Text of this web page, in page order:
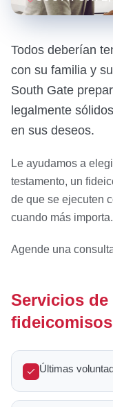
Todos deberían
con su familia y
South Gate
legalmente
en sus deseos.
Le ayudamos a
testamento, un
de que se ejecuten
cuando más importa.
Agende una
Servicios
Últimas